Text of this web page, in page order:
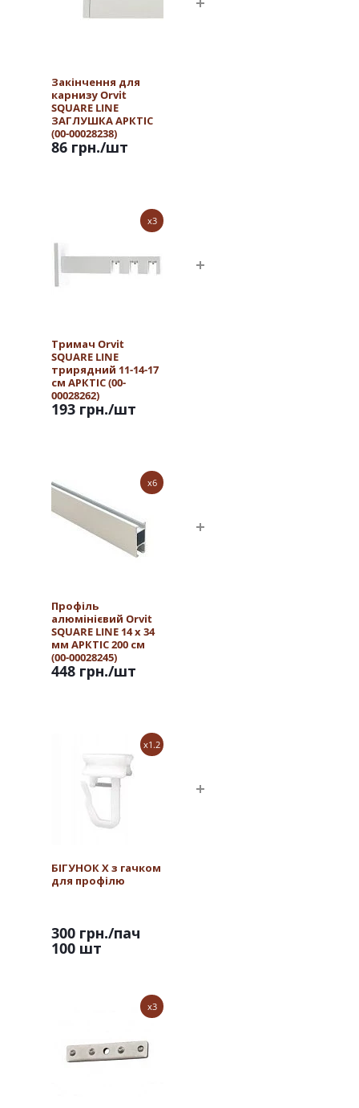
Закінчення для
карнизу Orvit
SQUARE LINE
ЗАГЛУШКА АРКТІС
(00-00028238)
86 грн./шт
x3
Тримач Orvit
SQUARE LINE
трирядний 11-14-17
см АРКТІС (00-
00028262)
193 грн./шт
x6
Профіль
алюмінієвий Orvit
SQUARE LINE 14 х 34
мм АРКТІС 200 см
(00-00028245)
448 грн./шт
x1.2
БІГУНОК Х з гачком
для профілю
300 грн./пач
100 шт
x3